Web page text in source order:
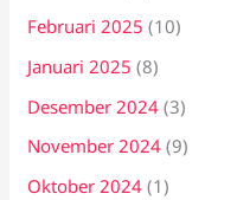
Februari 2025 (10)
Januari 2025 (8)
Desember 2024 (3)
November 2024 (9)
Oktober 2024 (1)